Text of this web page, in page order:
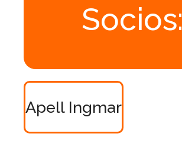
Socios:
Apell Ingmar